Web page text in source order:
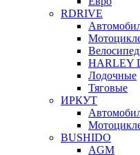
RDRIVE
HARLEY
Лодочные
Тяговые
ИРКУТ
BUSHIDO
AGM